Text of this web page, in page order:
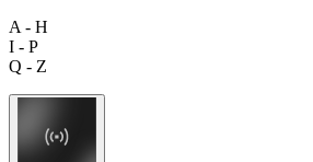
A - H
I - P
Q - Z